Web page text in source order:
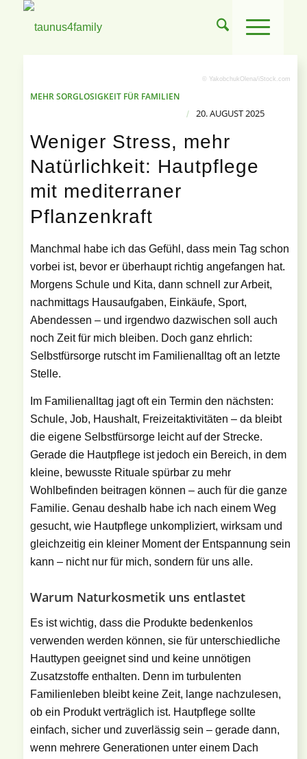
© YakobchukOlena/iStock.com
MEHR SORGLOSIGKEIT FÜR FAMILIEN
/ 20. AUGUST 2025
Weniger Stress, mehr
Natürlichkeit: Hautpflege
mit mediterraner
Pflanzenkraft
Manchmal habe ich das Gefühl, dass mein Tag schon
vorbei ist, bevor er überhaupt richtig angefangen hat.
Morgens Schule und Kita, dann schnell zur Arbeit,
nachmittags Hausaufgaben, Einkäufe, Sport,
Abendessen – und irgendwo dazwischen soll auch
noch Zeit für mich bleiben. Doch ganz ehrlich:
Selbstfürsorge rutscht im Familienalltag oft an letzte
Stelle.
Im Familienalltag jagt oft ein Termin den nächsten:
Schule, Job, Haushalt, Freizeitaktivitäten – da bleibt
die eigene Selbstfürsorge leicht auf der Strecke.
Gerade die Hautpflege ist jedoch ein Bereich, in dem
kleine, bewusste Rituale spürbar zu mehr
Wohlbefinden beitragen können – auch für die ganze
Familie. Genau deshalb habe ich nach einem Weg
gesucht, wie Hautpflege unkompliziert, wirksam und
gleichzeitig ein kleiner Moment der Entspannung sein
kann – nicht nur für mich, sondern für uns alle.
Warum Naturkosmetik uns entlastet
Es ist wichtig, dass die Produkte bedenkenlos
verwenden werden können, sie für unterschiedliche
Hauttypen geeignet sind und keine unnötigen
Zusatzstoffe enthalten. Denn im turbulenten
Familienleben bleibt keine Zeit, lange nachzulesen,
ob ein Produkt verträglich ist. Hautpflege sollte
einfach, sicher und zuverlässig sein – gerade dann,
wenn mehrere Generationen unter einem Dach